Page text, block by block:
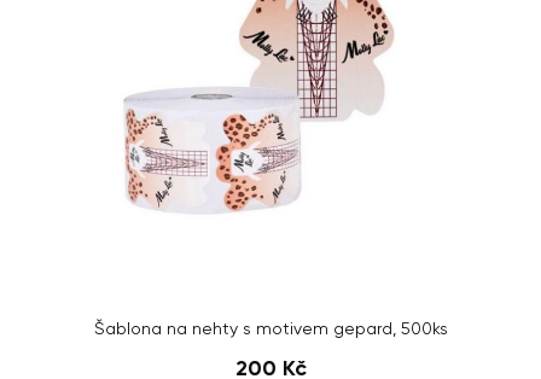
Šablona na nehty s motivem gepard, 500ks
200 Kč